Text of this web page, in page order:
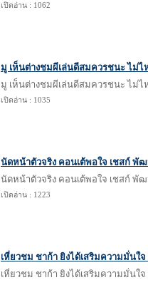
เปิดอ่าน : 1062
มู เห็นต่างชมผีเล่นดีสมควรชนะ ไม่ไ
มู เห็นต่างชมผีเล่นดีสมควรชนะ ไม่ไ
เปิดอ่าน : 1035
นัดหน้าตัวจริง คอนเต้พอใจ เชสก์
นัดหน้าตัวจริง คอนเต้พอใจ เชสก์
เปิดอ่าน : 1223
เหี่ยวชม ชาก้า ยิงได้เสริมความมั่นใ
เหี่ยวชม ชาก้า ยิงได้เสริมความมั่นใ